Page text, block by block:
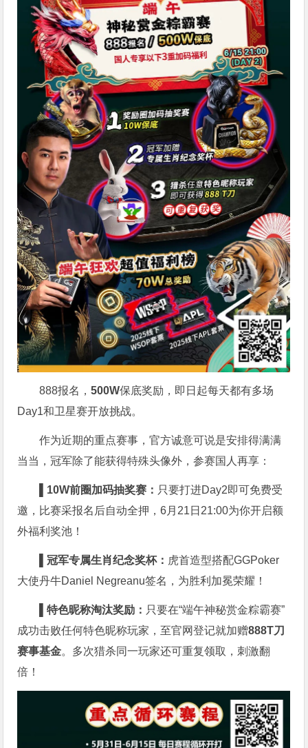
888报名，500W保底奖励，即日起每天都有多场
Day1和卫星赛开放挑战。
作为近期的重点赛事，官方诚意可说是安排得满满
当当，冠军除了能获得特殊头像外，参赛国人再享：
▌10W前圈加码抽奖赛： 只要打进Day2即可免费受
邀，比赛采报名后自动全押，6月21日21:00为你开启额
外福利奖池！
▌冠军专属生肖纪念奖杯： 虎首造型搭配GGPoker
大使丹牛Daniel Negreanu签名，为胜利加冕荣耀！
▌特色昵称淘汰奖励： 只要在“端午神秘赏金粽霸赛”
成功击败任何特色昵称玩家，至官网登记就加赠888T刀
赛事基金。多次猎杀同一玩家还可重复领取，刺激翻
倍！